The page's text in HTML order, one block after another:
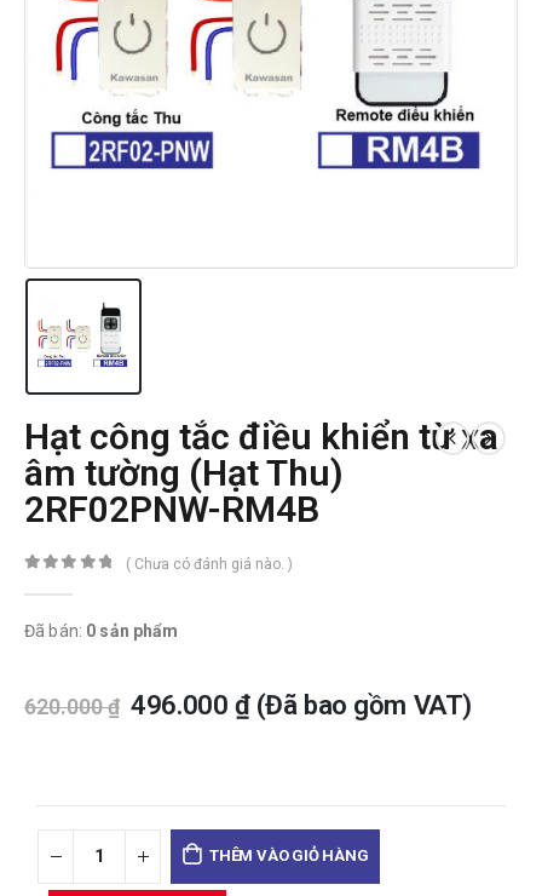
Hạt công tắc điều khiển từ xa
âm tường (Hạt Thu)
2RF02PNW-RM4B
( Chưa có đánh giá nào. )
Đã bán: 0 sản phẩm
620.000₫ 496.000 ₫(Đã bao gồm VAT)
THÊM VÀO GIỎ HÀNG